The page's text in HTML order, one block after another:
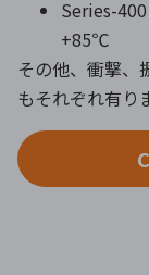
Series-
+85℃
その他、衝撃
もそれぞれ有り